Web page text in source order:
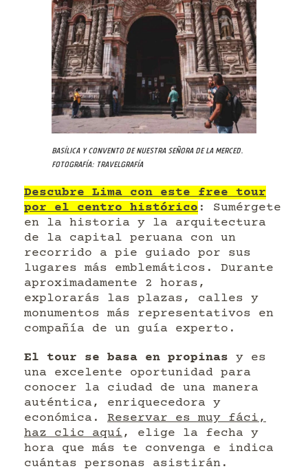
Basílica y convento de Nuestra Señora de la Merced.
Fotografía: Travelgrafía
Descubre Lima con este free tour
por el centro histórico : Sumérgete
en la historia y la arquitectura
de la capital peruana con un
recorrido a pie guiado por sus
lugares más emblemáticos. Durante
aproximadamente 2 horas,
explorarás las plazas, calles y
monumentos más representativos en
compañía de un guía experto.
El tour se basa en propinas y es
una excelente oportunidad para
conocer la ciudad de una manera
auténtica, enriquecedora y
económica. Reservar es muy fáci,
haz clic aquí , elige la fecha y
hora que más te convenga e indica
cuántas personas asistirán.